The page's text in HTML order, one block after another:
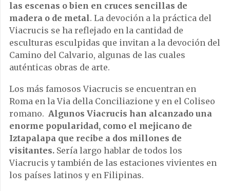
las escenas o bien en cruces sencillas de
madera o de metal. La devoción a la práctica del
Viacrucis se ha reflejado en la cantidad de
esculturas esculpidas que invitan a la devoción del
Camino del Calvario, algunas de las cuales
auténticas obras de arte.
Los más famosos Viacrucis se encuentran en
Roma en la Via della Conciliazione y en el Coliseo
romano. Algunos Viacrucis han alcanzado una
enorme popularidad, como el mejicano de
Iztapalapa que recibe a dos millones de
visitantes. Sería largo hablar de todos los
Viacrucis y también de las estaciones vivientes en
los países latinos y en Filipinas.